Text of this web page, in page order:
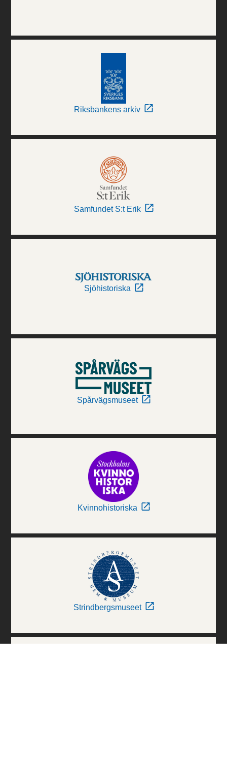
Riksbankens arkiv
Samfundet S:t Erik
Sjöhistoriska
Spårvägsmuseet
Kvinnohistoriska
Strindbergsmuseet